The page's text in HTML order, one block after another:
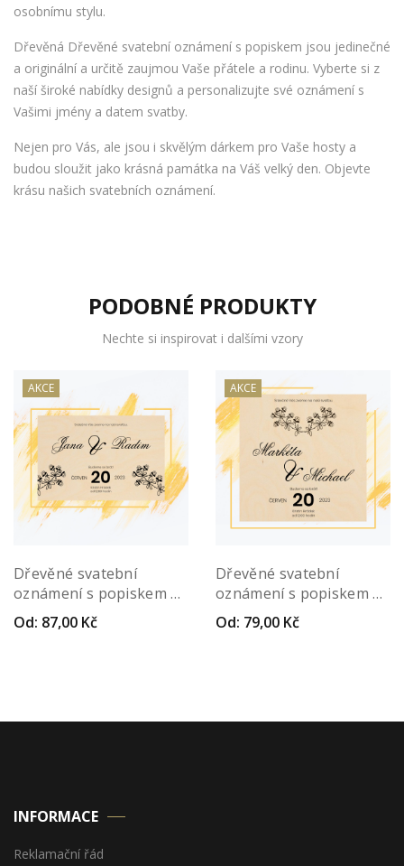
osobnímu stylu.
Dřevěná Dřevěné svatební oznámení s popiskem jsou jedinečné
a originální a určitě zaujmou Vaše přátele a rodinu. Vyberte si z
naší široké nabídky designů a personalizujte své oznámení s
Vašimi jmény a datem svatby.
Nejen pro Vás, ale jsou i skvělým dárkem pro Vaše hosty a
budou sloužit jako krásná památka na Váš velký den. Objevte
krásu našich svatebních oznámení.
PODOBNÉ PRODUKTY
Nechte si inspirovat i dalšími vzory
AKCE
Dřevěné svatební
oznámení s popiskem –
Date
Od: 87,00 Kč
AKCE
Dřevěné svatební
oznámení s popiskem –
Elegans
Od: 79,00 Kč
INFORMACE
Reklamační řád